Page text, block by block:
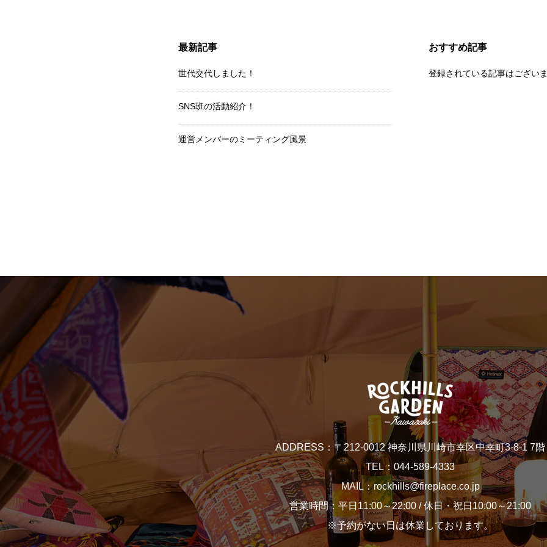
最新記事
世代交代しました！
SNS班の活動紹介！
運営メンバーのミーティング風景
おすすめ記事
登録されている記事はござい
ADDRESS：〒212-0012 神奈川県川崎市幸区中幸町3-8-1 7階
TEL：044-589-4333
MAIL：rockhills@fireplace.co.jp
営業時間：平日11:00～22:00 / 休日・祝日10:00～21:00
※予約がない日は休業しております。